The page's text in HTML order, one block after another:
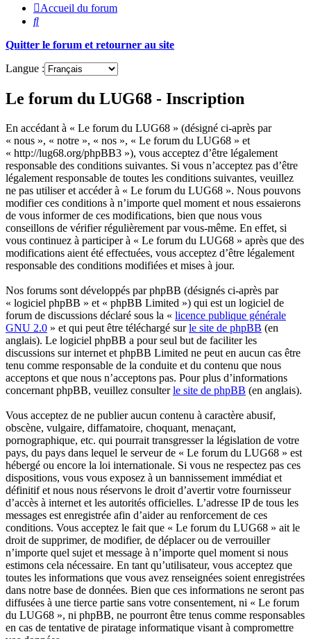
Accueil du forum
Rechercher
Quitter le forum et retourner au site
Langue :
Le forum du LUG68 - Inscription
En accédant à « Le forum du LUG68 » (désigné ci-après par
« nous », « notre », « nos », « Le forum du LUG68 » et
« http://lug68.org/phpBB3 »), vous acceptez d’être légalement
responsable des conditions suivantes. Si vous n’acceptez pas d’être
légalement responsable de toutes les conditions suivantes, veuillez
ne pas utiliser et accéder à « Le forum du LUG68 ». Nous pouvons
modifier ces conditions à n’importe quel moment et nous essaierons
de vous informer de ces modifications, bien que nous vous
conseillons de vérifier régulièrement par vous-même. En effet, si
vous continuez à participer à « Le forum du LUG68 » après que des
modifications aient été effectuées, vous acceptez d’être légalement
responsable des conditions modifiées et mises à jour.
Nos forums sont développés par phpBB (désignés ci-après par
« logiciel phpBB » et « phpBB Limited ») qui est un logiciel de
forum de discussions déclaré sous la « licence publique générale
GNU 2.0 » et qui peut être téléchargé surle site de phpBB (en
anglais). Le logiciel phpBB a pour seul but de faciliter les
discussions sur internet et phpBB Limited ne peut en aucun cas être
tenu comme responsable de la conduite et du contenu que nous
acceptons et que nous n’acceptons pas. Pour plus d’informations
concernant phpBB, veuillez consulterle site de phpBB (en anglais).
Vous acceptez de ne publier aucun contenu à caractère abusif,
obscène, vulgaire, diffamatoire, choquant, menaçant,
pornographique, etc. qui pourrait transgresser la législation de votre
pays, du pays dans lequel le serveur de « Le forum du LUG68 » est
hébergé ou encore la loi internationale. Si vous ne respectez pas ces
dispositions, vous vous exposez à un bannissement immédiat et
définitif et nous nous réservons le droit d’avertir votre fournisseur
d’accès à internet et les autorités officielles. L’adresse IP de tous les
messages est enregistrée afin d’aider au renforcement de ces
conditions. Vous acceptez le fait que « Le forum du LUG68 » ait le
droit de supprimer, de modifier, de déplacer ou de verrouiller
n’importe quel sujet et message à n’importe quel moment si nous
estimons cela nécessaire. En tant qu’utilisateur, vous acceptez que
toutes les informations que vous avez renseignées soient enregistrées
dans notre base de données. Bien que ces informations ne seront pas
diffusées à une tierce partie sans votre consentement, ni « Le forum
du LUG68 », ni phpBB, ne pourront être tenus comme responsables
en cas de tentative de piratage informatique visant à compromettre